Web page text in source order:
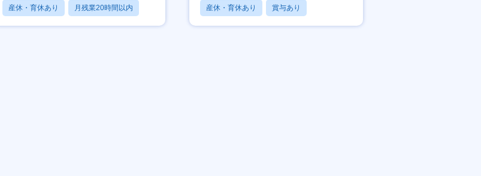
産休・育休あり 月残業20時間以内
賞与あり
産休・育休あり 賞与あり
フレックス